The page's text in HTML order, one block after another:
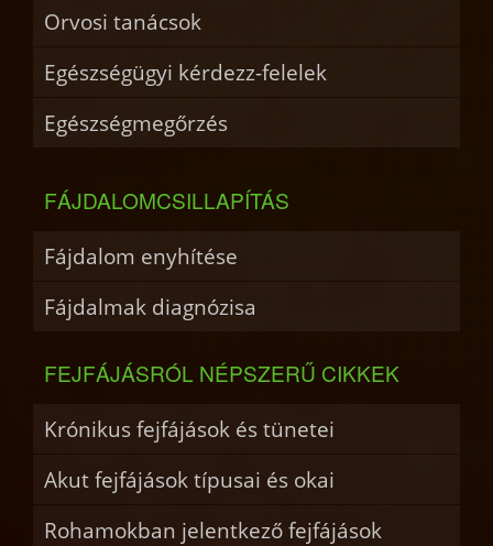
Orvosi tanácsok
Egészségügyi kérdezz-felelek
Egészségmegőrzés
FÁJDALOMCSILLAPÍTÁS
Fájdalom enyhítése
Fájdalmak diagnózisa
FEJFÁJÁSRÓL NÉPSZERŰ CIKKEK
Krónikus fejfájások és tünetei
Akut fejfájások típusai és okai
Rohamokban jelentkező fejfájások